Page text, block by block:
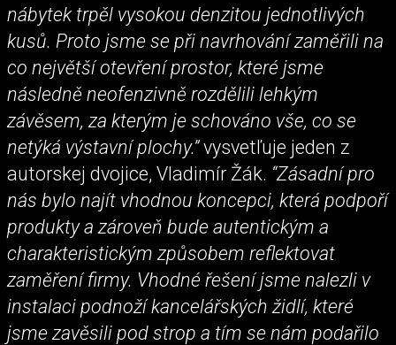
nábytek trpěl vysokou denzitou jednotlivých
kusů. Proto jsme se při navrhování zaměřili na
co největší otevření prostor, které jsme
následně neofenzivně rozdělili lehkým
závěsem, za kterým je schováno vše, co se
netýká výstavní plochy.”vysvetľuje jeden z
autorskej dvojice, Vladimír Žák. “Zásadní pro
nás bylo najít vhodnou koncepci, která podpoří
produkty a zároveň bude autentickým a
charakteristickým způsobem reflektovat
zaměření firmy. Vhodné řešení jsme nalezli v
instalaci podnoží kancelářských židlí, které
jsme zavěsili pod strop a tím se nám podařilo